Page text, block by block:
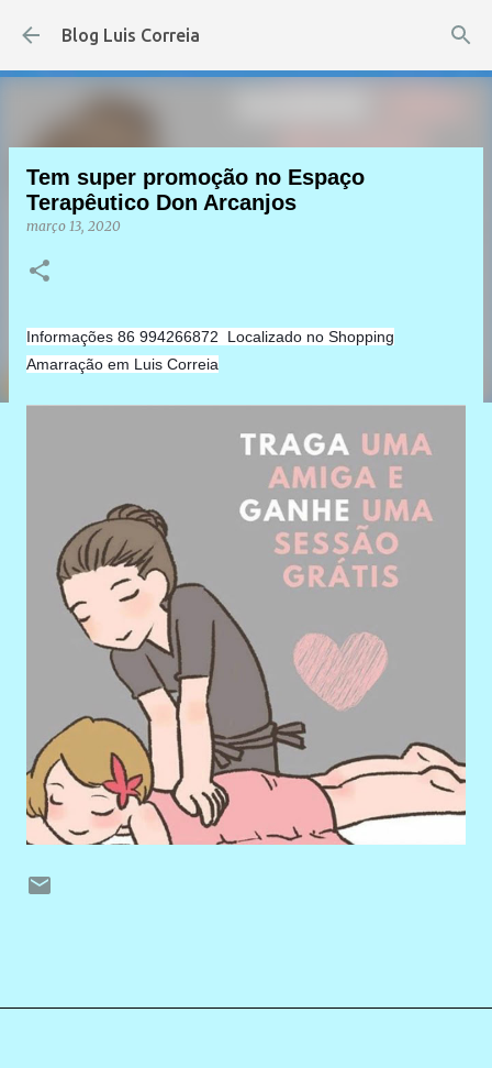
Pular para o conteúdo principal
Blog Luis Correia
Tem super promoção no Espaço
Terapêutico Don Arcanjos
março 13, 2020
Informações 86 994266872 Localizado no Shopping
Amarração em Luis Correia